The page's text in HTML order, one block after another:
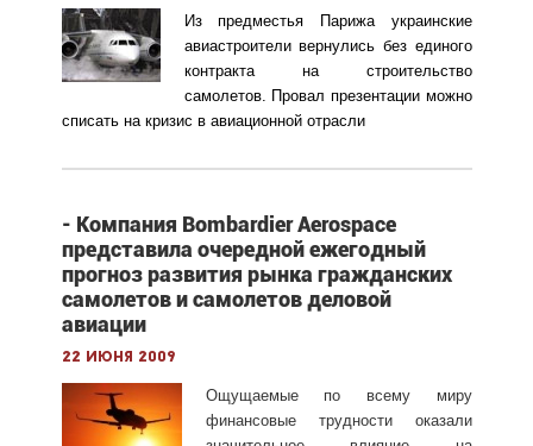
Из предместья Парижа украинские
авиастроители вернулись без единого
контракта на строительство
самолетов. Провал презентации можно
списать на кризис в авиационной отрасли
- Компания Bombardier Aerospace
представила очередной ежегодный
прогноз развития рынка гражданских
самолетов и самолетов деловой
авиации
22 июня 2009
Ощущаемые по всему миру
финансовые трудности оказали